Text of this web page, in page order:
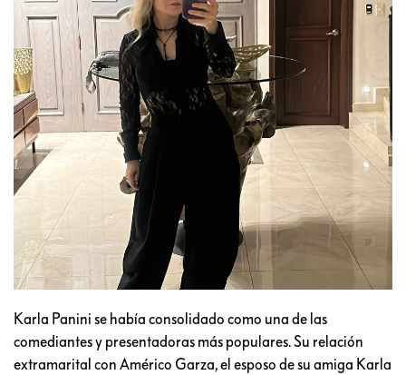
Karla Panini se había consolidado como una de las
comediantes y presentadoras más populares. Su relación
extramarital con Américo Garza, el esposo de su amiga Karla